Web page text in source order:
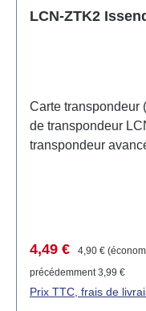
LCN-ZTK2
Carte transpondeur
de transpondeur
transpondeur
applications. Exemples
d'accès dans les
commerciaux.
maison intelligente
Prix de vente :
4,49 € Prix régulier :
4,90 €
précédemment 3,99 €
Prix TTC, frais de